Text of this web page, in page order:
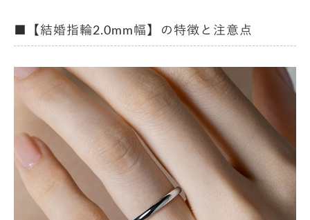
■【結婚指輪2.0mm幅】の特徴と注意点